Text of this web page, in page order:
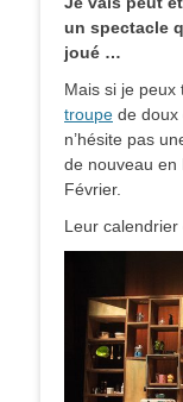
un spectacle
joué …
Mais si je peux
troupe de doux
n’hésite pas
de nouveau en
Février.
Leur calendrier